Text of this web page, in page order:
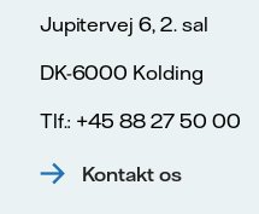
Jupitervej 6, 2. sal
DK-6000 Kolding
Tlf.: +45 88 27 50 00
Kontakt os